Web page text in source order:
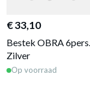
€ 33,10
Bestek OBRA
Zilver
Op voorraad